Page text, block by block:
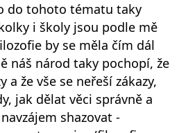
do tohoto tématu taky
i školy jsou podle mě
by se měla čím dál
náš národ taky pochopí, že
a že vše se neřeší zákazy,
jak dělat věci správně a
shazovat -